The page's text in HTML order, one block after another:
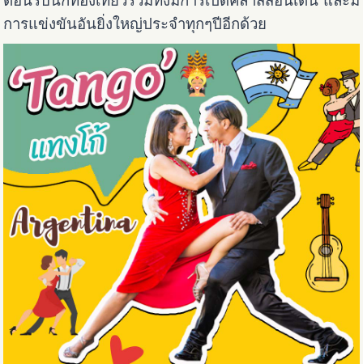
การแข่งขันอันยิ่งใหญ่ประจำทุกๆปีอีกด้วย